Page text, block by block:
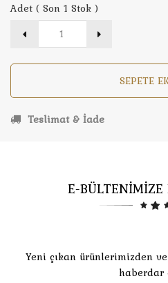
Adet ( Son 1 Stok )
SEPETE
Teslimat & İade
E-
Yeni çıkan ürünlerimizden
haberdar